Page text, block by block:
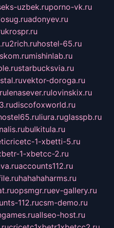
uzbek.ruporno-vk.ru
adonyev.ru
krospr.ru
2rich.ruhostel-65.ru
mishinlab.ru
starbucksvia.ru
vektor-doroga.ru
lenasever.rulovinskix.ru
discofoxworld.ru
liura.ruglasspb.ru
bulkitula.ru
1-xbetti-5.ru
1-xbetcc-2.ru
accounts112.ru
hahahaharms.ru
opsmgr.ruev-gallery.ru
112.rucsm-demo.ru
allseo-host.ru